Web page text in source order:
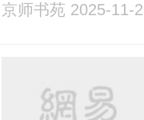
京师书苑 2025-11-